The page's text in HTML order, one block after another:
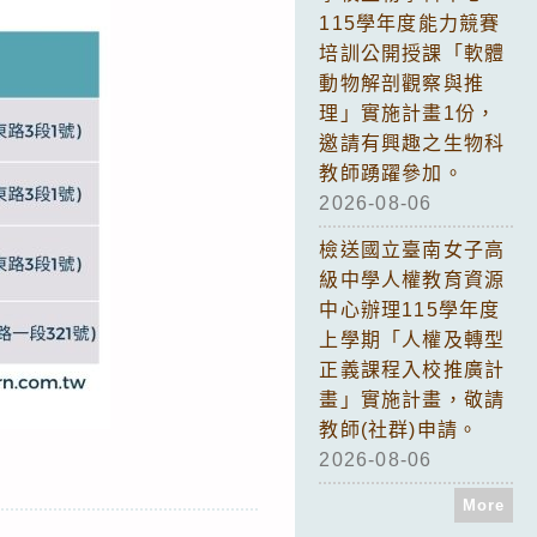
115學年度能力競賽
培訓公開授課「軟體
動物解剖觀察與推
理」實施計畫1份，
邀請有興趣之生物科
教師踴躍參加。
2026-08-06
檢送國立臺南女子高
級中學人權教育資源
中心辦理115學年度
上學期「人權及轉型
正義課程入校推廣計
畫」實施計畫，敬請
教師(社群)申請。
2026-08-06
More